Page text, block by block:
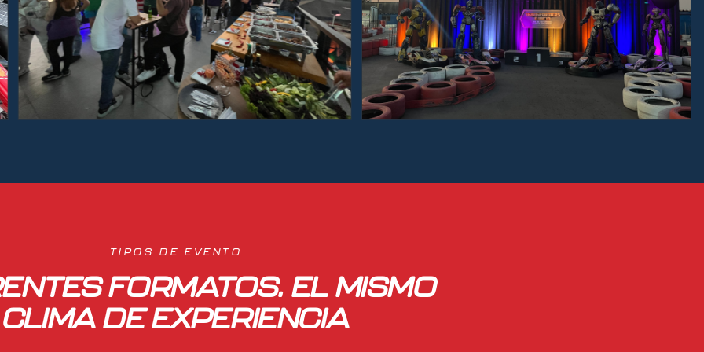
TIPOS DE EVENTO
FORMATOS. EL MISMO
CLIMA DE EXPERIENCIA